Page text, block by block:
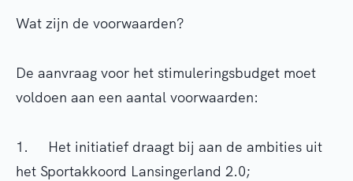
Wat zijn de voorwaarden?
De aanvraag voor het stimuleringsbudget moet
voldoen aan een aantal voorwaarden:
1. Het initiatief draagt bij aan de ambities uit
het Sportakkoord Lansingerland 2.0;